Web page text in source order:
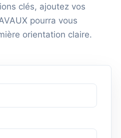
clés, ajoutez vos
pourra vous
orientation claire.